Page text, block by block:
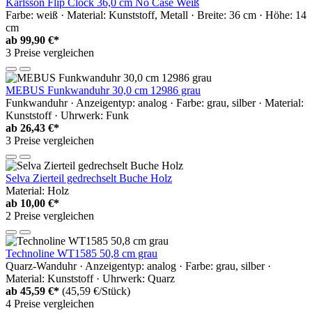
Farbe: weiß · Material: Kunststoff, Metall · Breite: 36 cm · Höhe: 14
cm
ab 99,90 €*
3 Preise vergleichen
MEBUS Funkwanduhr 30,0 cm 12986 grau
Funkwanduhr · Anzeigentyp: analog · Farbe: grau, silber · Material:
Kunststoff · Uhrwerk: Funk
ab 26,43 €*
3 Preise vergleichen
Selva Zierteil gedrechselt Buche Holz
Material: Holz
ab 10,00 €*
2 Preise vergleichen
Technoline WT1585 50,8 cm grau
Quarz-Wanduhr · Anzeigentyp: analog · Farbe: grau, silber ·
Material: Kunststoff · Uhrwerk: Quarz
ab 45,59 €* (45,59 €/Stück)
4 Preise vergleichen